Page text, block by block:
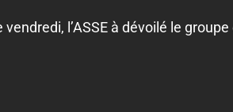
vendredi, l’ASSE à dévoilé le